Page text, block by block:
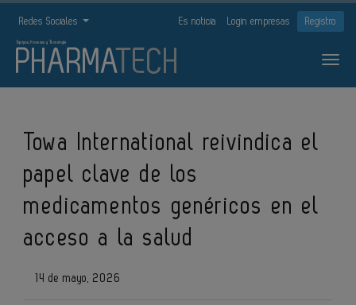
Redes Sociales Es noticia Login empresas Registro
Towa International reivindica el
papel clave de los
medicamentos genéricos en el
acceso a la salud
14 de mayo, 2026